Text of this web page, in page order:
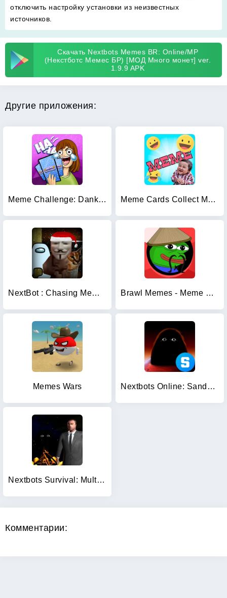
отключить настройку установки из неизвестных
источников.
Скачать Nextbots Memes BR: Online/MP
(Некстботс Мемес БР) [МОД Много монет] ver.
1.9.9 APK
Другие приложения:
Meme Challenge: Dank Memes Meme Cards Collect Memes Game
NextBot : Chasing Memes Brawl Memes - Meme Battle
Memes Wars Nextbots Online: Sandbox
Nextbots Survival: Multiplayer
Комментарии: